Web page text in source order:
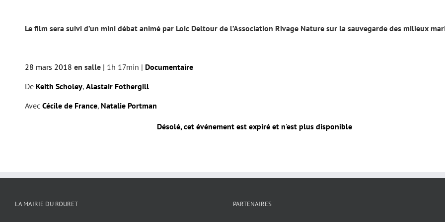
Le film sera suivi d’un mini débat animé par Loic Deltour de l’Association Rivage Nature sur la sauvegarde des milieux
28 mars 2018 en salle | 1h 17min | Documentaire
De Keith Scholey, Alastair Fothergill
Avec Cécile de France, Natalie Portman
Désolé, cet événement est expiré et n'est plus disponible
LA MAIRIE DU ROURET PARTENAIRES